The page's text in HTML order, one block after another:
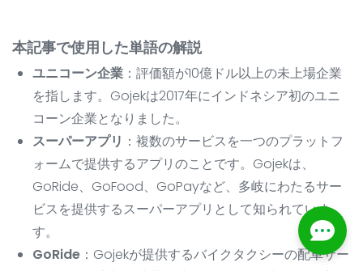
本記事で使用した単語の解説
ユニコーン企業 ：評価額が10億ドル以上の未上場企業
を指します。Gojekは2017年にインドネシア初のユニ
コーン企業となりました。
スーパーアプリ ：複数のサービスを一つのプラットフ
ォームで提供するアプリのことです。Gojekは、
GoRide、GoFood、GoPayなど、多岐にわたるサー
ビスを提供するスーパーアプリとして知られていま
す。
GoRide ：Gojekが提供するバイクタクシーの配車サー